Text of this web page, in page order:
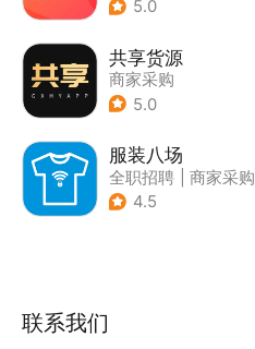
5.0
共享货源
商家采购
5.0
服装八场
全职招聘
商家采购
4.5
联系我们